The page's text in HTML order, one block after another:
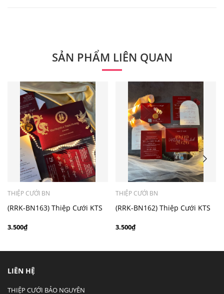
Quý khách vui lòng liên hệ để có thông tin chính xác.
- Mẫu dưới 3000 giá chưa bao gồm bản đồ, quý khách
có nhu cầu in bản đồ sẽ có mức phí 300 - 500 đồng 1
thiệp tuỳ chất liệu.
SẢN PHẨM LIÊN QUAN
THIỆP CƯỚI BN
(RRK-BN163) Thiệp Cưới KTS
3.500₫
THIỆP CƯỚI BN
(RRK-BN162) Thiệp Cưới KTS
3.500₫
LIÊN HỆ
THIỆP CƯỚI BẢO NGUYÊN